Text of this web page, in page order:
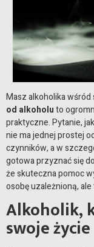
Masz alkoholika
od alkoholuto
praktyczne. Pytanie,
nie ma jednej prostej
czynników, a w
gotowa przyznać się
że skuteczna pomoc
osobę uzależnioną,
Alkoholik,
swoje życie